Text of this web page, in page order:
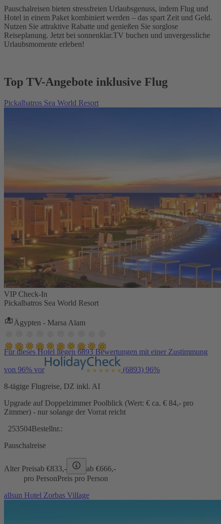
Pauschalreisen bieten stressfreien Urlaubsgenuss, indem Flug und
Hotel in einem Paket kombiniert werden – das spart Zeit und Geld.
Nutzen Sie attraktive Rabatte und genießen Sie sorglose
Reiseplanung. Jetzt bei sonnenklar.TV buchen und unvergessliche
Urlaubsmomente erleben!
Top TV-Angebote inklusive Flug
Pickalbatros Sea World Resort
VIP Check-In
Pickalbatros Sea World Resort
Ägypten - Marsa Alam
Für dieses Hotel liegen 6893 Bewertungen mit einer Zustimmung
von 96% vor (6893) 96%
8-tägige Flugreise, DZ inkl. AI
Upgrade auf Doppelzimmer Poolblick (Wert: € ca. € 84,- pro
Zimmer) - nur solange der Vorrat reicht
253504Bestellnr.:
Pauschalreise
Alter Preisab €833,- ab €666,-
pro PersonPreis pro Person
allsun Hotel Zorbas Village